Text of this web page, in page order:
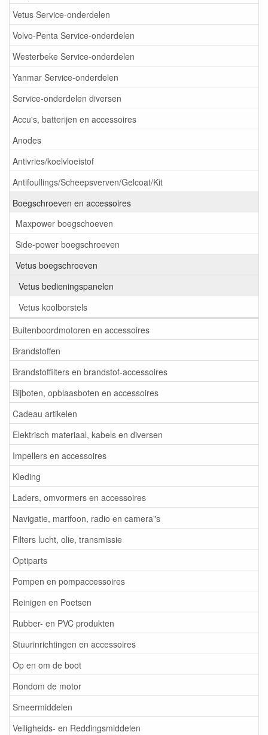
Vetus Service-onderdelen
Volvo-Penta Service-onderdelen
Westerbeke Service-onderdelen
Yanmar Service-onderdelen
Service-onderdelen diversen
Accu's, batterijen en accessoires
Anodes
Antivries/koelvloeistof
Antifoullings/Scheepsverven/Gelcoat/Kit
Boegschroeven en accessoires
Maxpower boegschoeven
Side-power boegschroeven
Vetus boegschroeven
Vetus bedieningspanelen
Vetus koolborstels
Buitenboordmotoren en accessoires
Brandstoffen
Brandstoffilters en brandstof-accessoires
Bijboten, opblaasboten en accessoires
Cadeau artikelen
Elektrisch materiaal, kabels en diversen
Impellers en accessoires
Kleding
Laders, omvormers en accessoires
Navigatie, marifoon, radio en camera"s
Filters lucht, olie, transmissie
Optiparts
Pompen en pompaccessoires
Reinigen en Poetsen
Rubber- en PVC produkten
Stuurinrichtingen en accessoires
Op en om de boot
Rondom de motor
Smeermiddelen
Veiligheids- en Reddingsmiddelen